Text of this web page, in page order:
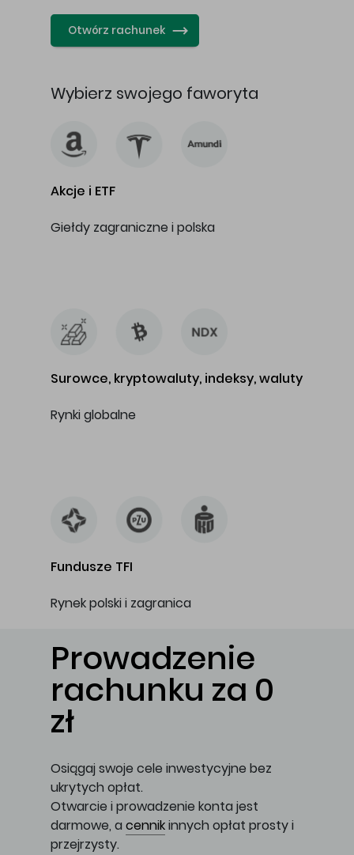
Otwórz rachunek
Wybierz swojego faworyta
Akcje i ETF
Giełdy zagraniczne i polska
Surowce, kryptowaluty, indeksy, waluty
Rynki globalne
Fundusze TFI
Rynek polski i zagranica
Prowadzenie
rachunku za 0
zł
Osiągaj swoje cele inwestycyjne bez
ukrytych opłat.
Otwarcie i prowadzenie konta jest
darmowe, a cennikinnych opłat prosty i
przejrzysty.